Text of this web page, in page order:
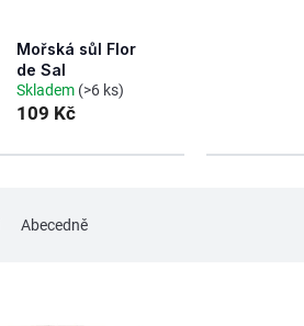
Mořská sůl Flor
de Sal
Skladem (>6 ks)
109 Kč
Abecedně